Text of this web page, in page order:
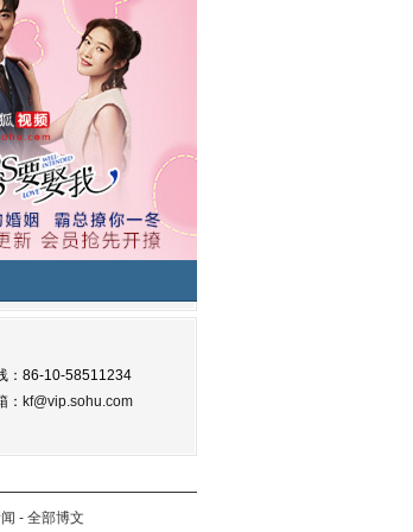
：86-10-58511234
： kf@vip.sohu.com
- 全部博文